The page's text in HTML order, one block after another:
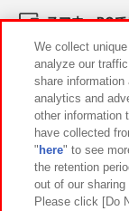
スマホ・PC
イベント・キ
関連会社
プライバシーポリ
We collect
analyze our
share
analytics and
other information
have collected
" here" to see
the retention
out of our
Please click [Do